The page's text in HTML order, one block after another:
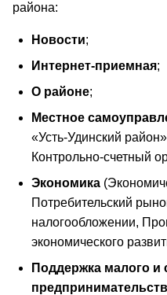
района:
Новости;
Интернет-приемная;
О районе;
Местное
«Усть-Удинский
Контрольно-счетный
Экономика
Потребительский
налогообложении,
экономического
Поддержка малого и